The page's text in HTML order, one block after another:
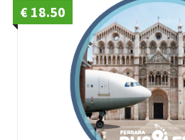
€ 18.50